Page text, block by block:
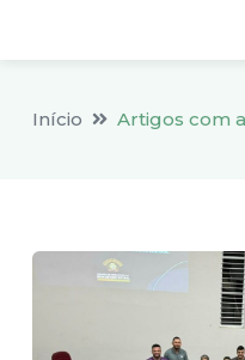
Início Artigos com